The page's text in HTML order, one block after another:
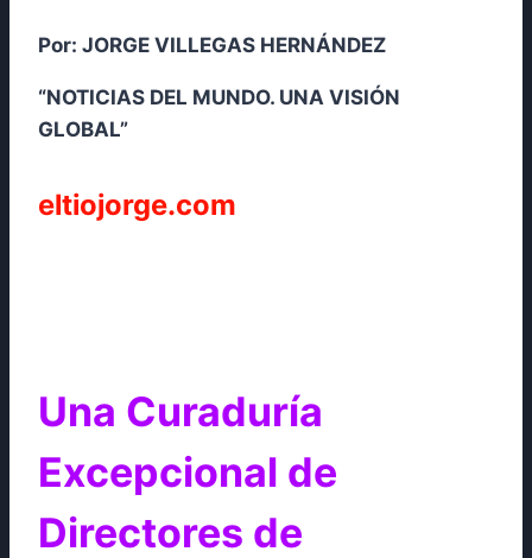
Por: JORGE VILLEGAS HERNÁNDEZ
“NOTICIAS DEL MUNDO. UNA VISIÓN
GLOBAL”
eltiojorge.com
Una Curaduría
Excepcional de
Directores de